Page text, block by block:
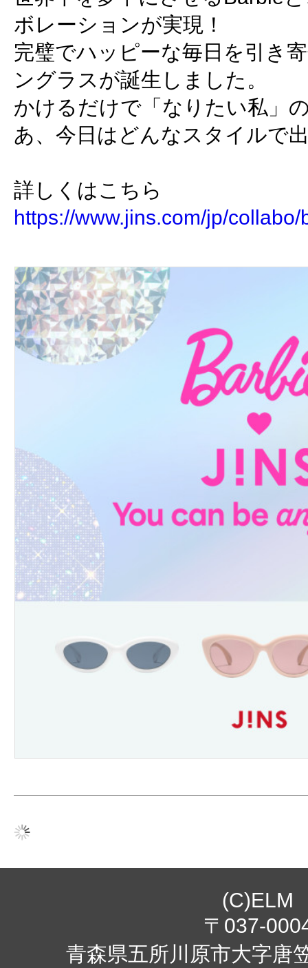
ボレーションが実現！
完璧でハッピーな毎日を引き
ングラスが誕生しました。
かけるだけで「なりたい私」
あ、今日はどんなスタイルで
詳しくはこちら
https://www.jins.com/jp/collabo/
(C)ELM
〒037-
青森県五所川原市大字唐